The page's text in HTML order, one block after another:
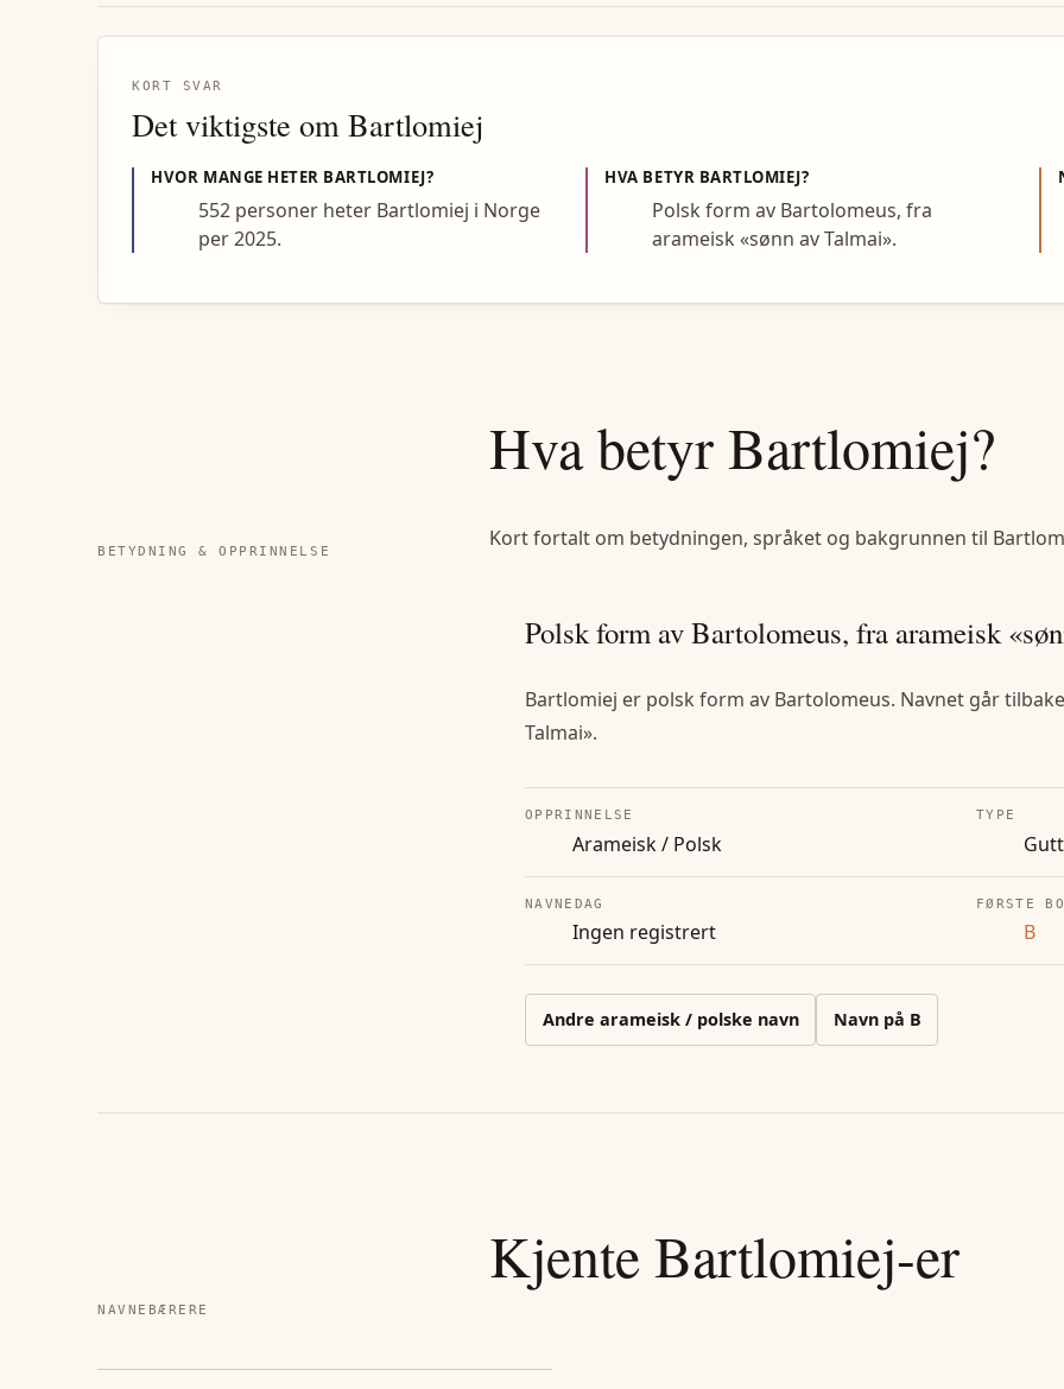
KORT SVAR
Det viktigste om Bartlomiej
HVOR MANGE HETER BARTLOMIEJ?
552 personer heter Bartlomiej i Norge
per 2025.
HVA BETYR BARTLOMIEJ?
Polsk form av Bartolomeus, fra
arameisk «sønn av Talmai».
BETYDNING & OPPRINNELSE
Hva betyrBartlomiej?
Kort fortalt om betydningen, språket og bakgrunnen til
Polsk form av Bartolomeus, fra arameisk
Bartlomiej er polsk form av Bartolomeus. Navnet går
Talmai».
OPPRINNELSE
Arameisk / Polsk
TYPE
NAVNEDAG
Ingen registrert
FØRSTE
B
Andre arameisk / polske navn Navn på B
NAVNEBÆRERE
KjenteBartlomiej-er